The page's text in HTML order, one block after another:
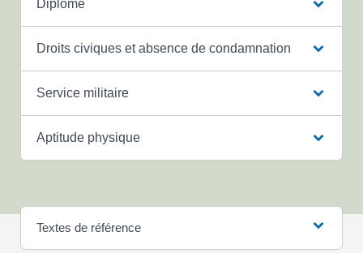
Diplôme
Droits civiques et absence de condamnation
Service militaire
Aptitude physique
Textes de référence